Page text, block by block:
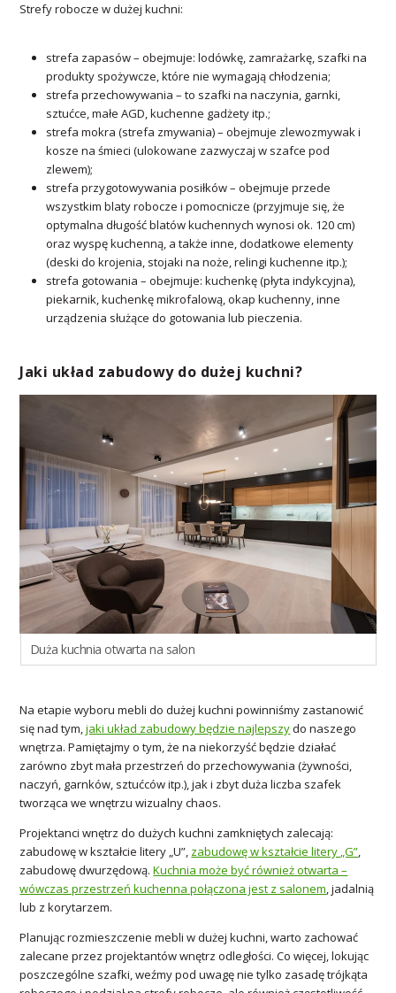
Strefy robocze w dużej kuchni:
strefa zapasów – obejmuje: lodówkę, zamrażarkę, szafki na
produkty spożywcze, które nie wymagają chłodzenia;
strefa przechowywania – to szafki na naczynia, garnki,
sztućce, małe AGD, kuchenne gadżety itp.;
strefa mokra (strefa zmywania) – obejmuje zlewozmywak i
kosze na śmieci (ulokowane zazwyczaj w szafce pod
zlewem);
strefa przygotowywania posiłków – obejmuje przede
wszystkim blaty robocze i pomocnicze (przyjmuje się, że
optymalna długość blatów kuchennych wynosi ok. 120 cm)
oraz wyspę kuchenną, a także inne, dodatkowe elementy
(deski do krojenia, stojaki na noże, relingi kuchenne itp.);
strefa gotowania – obejmuje: kuchenkę (płyta indykcyjna),
piekarnik, kuchenkę mikrofalową, okap kuchenny, inne
urządzenia służące do gotowania lub pieczenia.
Jaki układ zabudowy do dużej kuchni?
Duża kuchnia otwarta na salon
Na etapie wyboru mebli do dużej kuchni powinniśmy zastanowić
się nad tym,jaki układ zabudowy będzie najlepszydo naszego
wnętrza. Pamiętajmy o tym, że na niekorzyść będzie działać
zarówno zbyt mała przestrzeń do przechowywania (żywności,
naczyń, garnków, sztućców itp.), jak i zbyt duża liczba szafek
tworząca we wnętrzu wizualny chaos.
Projektanci wnętrz do dużych kuchni zamkniętych zalecają:
zabudowę w kształcie litery „U”, zabudowę w kształcie litery „G”,
zabudowę dwurzędową.Kuchnia może być również otwarta –
wówczas przestrzeń kuchenna połączona jest z salonem, jadalnią
lub z korytarzem.
Planując rozmieszczenie mebli w dużej kuchni, warto zachować
zalecane przez projektantów wnętrz odległości. Co więcej, lokując
poszczególne szafki, weźmy pod uwagę nie tylko zasadę trójkąta